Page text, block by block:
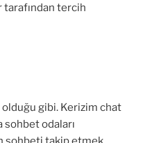
tarafından tercih
gibi. Kerizim chat
sohbet odaları